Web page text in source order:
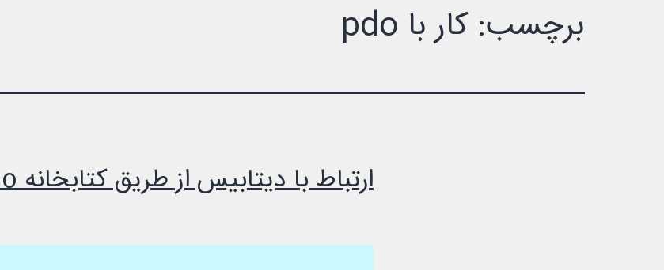
برچسب: کار با pdo
ارتباط با دیتابیس از طریق کتابخانه pdo در php